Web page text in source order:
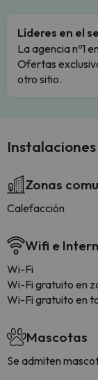
Líderes en el
La agencia nº1
Ofertas
otro sitio.
Zonas
Calefacción
Wifi e
Wi-Fi
Wi-Fi gratuito en
Wi-Fi gratuito en
Mascotas
Se admiten